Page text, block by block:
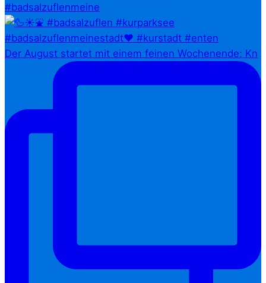
#badsalzuflenmeine
Der August startet mit einem feinen Wochenende: Kn